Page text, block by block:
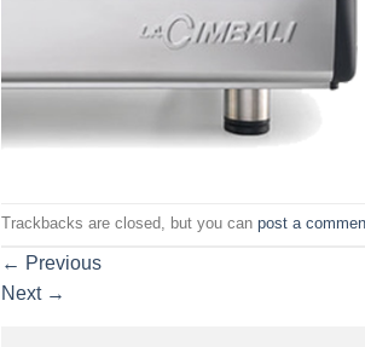
Trackbacks are closed, but you can post a
← Previous
Next →